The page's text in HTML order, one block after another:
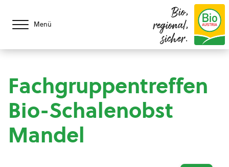
Menü
Bio,
regional,
sicher.
Fachgruppentreffen
Bio-Schalenobst
Mandel